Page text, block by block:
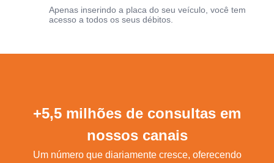
Apenas inserindo a placa do seu veículo, você tem
acesso a todos os seus débitos.
+5,5 milhões de consultas em
nossos canais
Um número que diariamente cresce, oferecendo